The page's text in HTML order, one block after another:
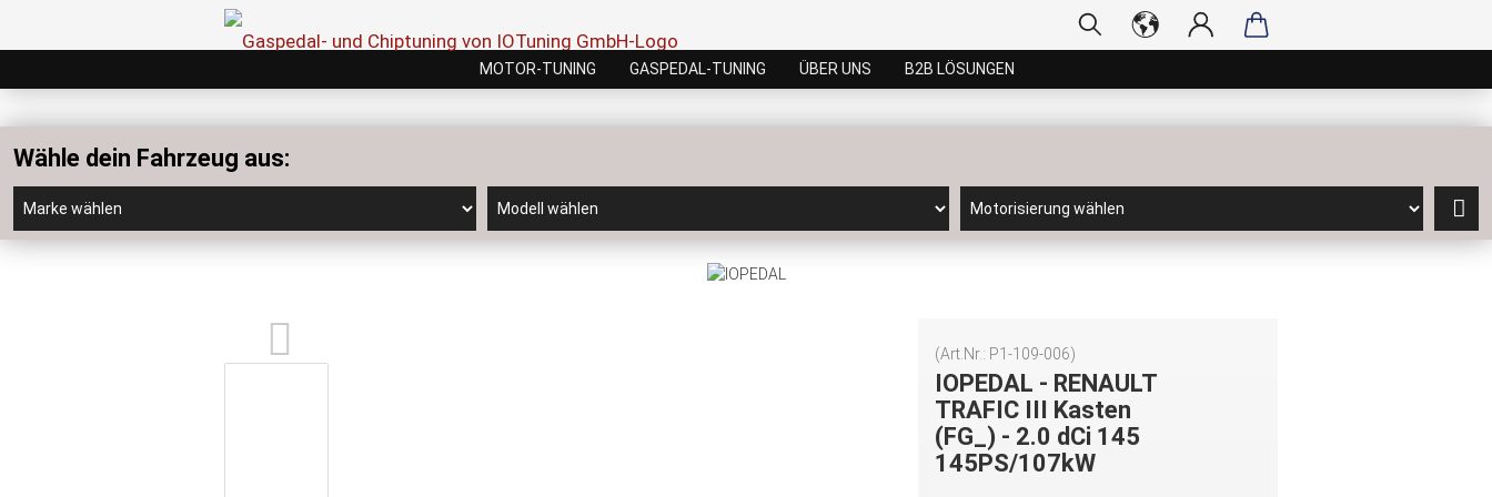
MOTOR-TUNING GASPEDAL-TUNING ÜBER UNS B2B LÖSUNGEN
Wähle dein Fahrzeug aus:
(Art.Nr.: P1-109-006)
IOPEDAL - RENAULT
TRAFIC III Kasten
(FG_) - 2.0 dCi 145
145PS/107kW